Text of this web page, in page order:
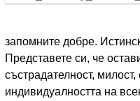
запомните добре.
Представете си, че
състрадателност,
индивидуалността на